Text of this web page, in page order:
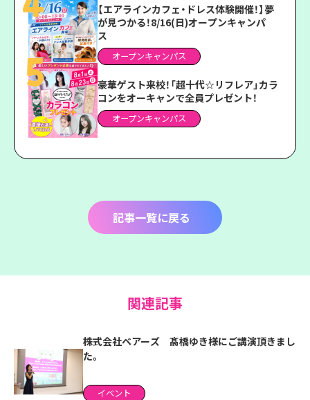
【エアラインカフェ・ドレス体験開催！】夢
が見つかる！8/16(日)オープンキャンパ
ス
オープンキャンパス
豪華ゲスト来校！「超十代☆リフレア」カラ
コンをオーキャンで全員プレゼント！
オープンキャンパス
記事一覧に戻る
関連記事
株式会社ベアーズ 髙橋ゆき様にご講演頂きまし
た。
イベント